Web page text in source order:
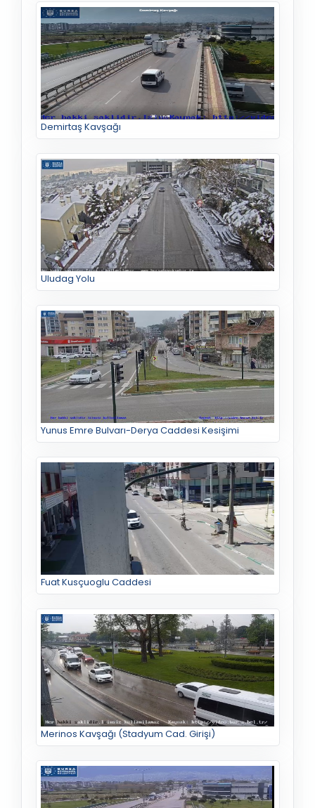
Demirtaş Kavşağı
Uludag Yolu
Yunus Emre Bulvarı-Derya Caddesi Kesişimi
Fuat Kusçuoglu Caddesi
Merinos Kavşağı (Stadyum Cad. Girişi)